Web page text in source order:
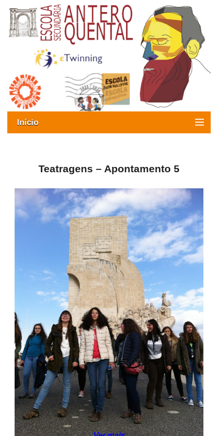
Início
Oferta formativa
ESAQ sem Bullying
Matrículas
maESAQ
@parlamentodosjovens_esaq
@esaq.erasmus
@oficina.do.largo
@clube_robotica.esaq
ESCOLA
ALUNOS
Teatragens – Apontamento 5